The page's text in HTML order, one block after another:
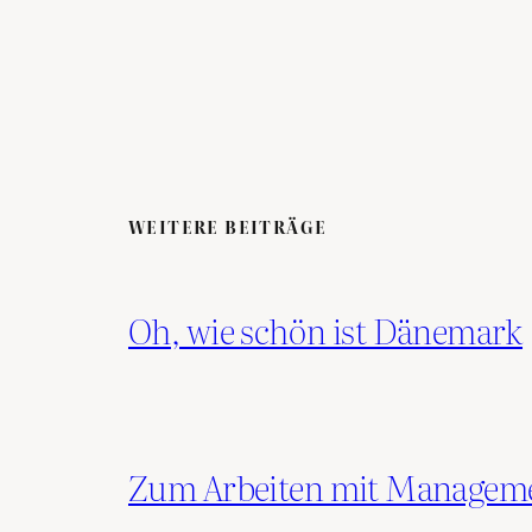
WEITERE BEITRÄGE
Oh, wie schön ist Dänemark
Zum Arbeiten mit